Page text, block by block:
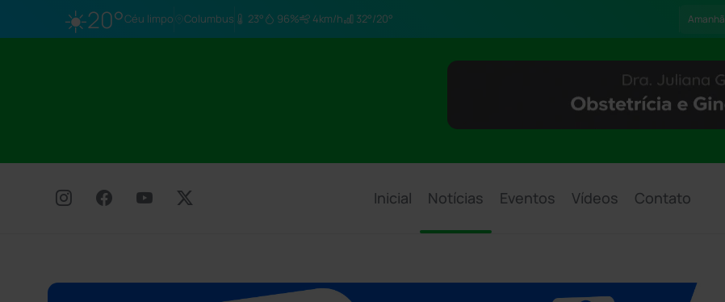
☀️20°Céu limpo Columbus 23° 96% 4km/h 32°/20° Amanhã
Inicial Notícias Eventos Vídeos Contato